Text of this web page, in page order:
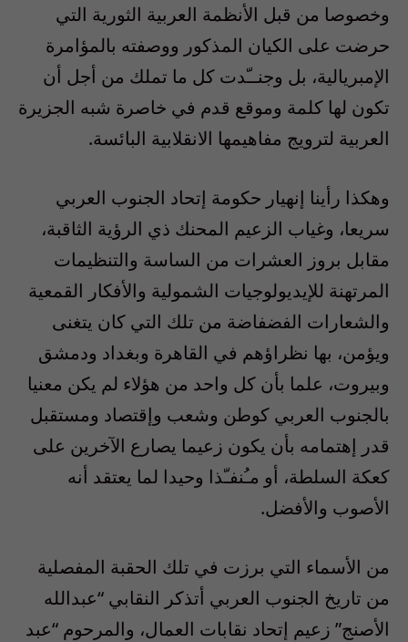
وخصوصا من قبل الأنظمة العربية الثورية التي
حرضت على الكيان المذكور ووصفته بالمؤامرة
الإمبريالية، بل وجنــّدت كل ما تملك من أجل أن
تكون لها كلمة وموقع قدم في خاصرة شبه الجزيرة
العربية لترويج مفاهيمها الانقلابية البائسة.
وهكذا رأينا إنهيار حكومة إتحاد الجنوب العربي
سريعا، وغياب الزعيم المحنك ذي الرؤية الثاقبة،
مقابل بروز العشرات من الساسة والتنظيمات
المرتهنة للإيديولوجيات الشمولية والأفكار القمعية
والشعارات الفضفاضة من تلك التي كان يتغنى
ويؤمن، بها نظراؤهم في القاهرة وبغداد ودمشق
وبيروت، علما بأن كل واحد من هؤلاء لم يكن معنيا
بالجنوب العربي كوطن وشعب وإقتصاد ومستقبل
قدر إهتمامه بأن يكون زعيما يصارع الآخرين على
كعكة السلطة، أو مـُنفـّذا وحيدا لما يعتقد أنه
الأصوب والأفضل.
من الأسماء التي برزت في تلك الحقبة المفصلية
من تاريخ الجنوب العربي أتذكر النقابي “عبدالله
الأصنج” زعيم إتحاد نقابات العمال، والمرحوم “عبد